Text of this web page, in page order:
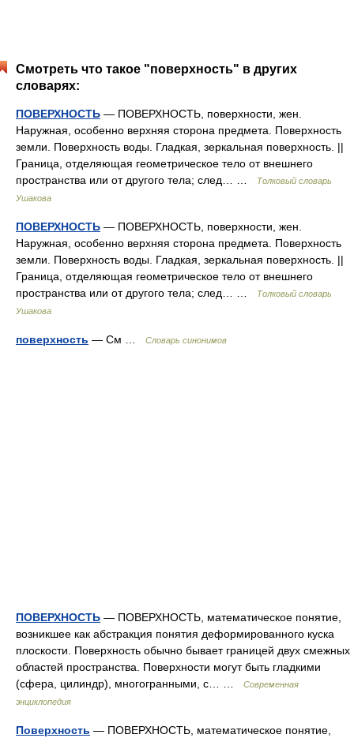
Смотреть что такое "поверхность" в других
словарях:
ПОВЕРХНОСТЬ — ПОВЕРХНОСТЬ, поверхности, жен.
Наружная, особенно верхняя сторона предмета. Поверхность
земли. Поверхность воды. Гладкая, зеркальная поверхность. ||
Граница, отделяющая геометрическое тело от внешнего
пространства или от другого тела; след… …
Толковый словарь
Ушакова
ПОВЕРХНОСТЬ — ПОВЕРХНОСТЬ, поверхности, жен.
Наружная, особенно верхняя сторона предмета. Поверхность
земли. Поверхность воды. Гладкая, зеркальная поверхность. ||
Граница, отделяющая геометрическое тело от внешнего
пространства или от другого тела; след… …
Толковый словарь
Ушакова
поверхность — См … Словарь синонимов
ПОВЕРХНОСТЬ — ПОВЕРХНОСТЬ, математическое понятие,
возникшее как абстракция понятия деформированного куска
плоскости. Поверхность обычно бывает границей двух смежных
областей пространства. Поверхности могут быть гладкими
(сфера, цилиндр), многогранными, с… …
Современная
энциклопедия
Поверхность — ПОВЕРХНОСТЬ, математическое понятие,